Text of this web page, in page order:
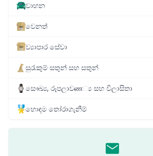
වාහන
වෙනත්
ව්‍යාපාර සේවා
සුරැකුම් සතුන් සහ සතුන්
සෞඛ්‍ය, රූපලාවண්‍ය සහ විලාසිතා
හොඳම තෝරාගැනීම්